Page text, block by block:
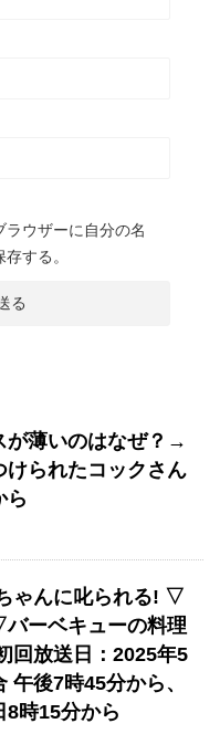
ウザーに自分の名
する。
が薄いのはなぜ？→
けられたコックさん
ら
ゃんに叱られる! ▽
ーベキューの料理
回放送日：2025年5
午後7時45分から、
8時15分から